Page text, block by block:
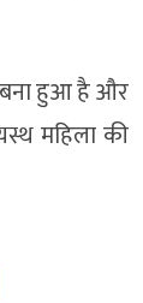
बना हुआ है और
महिला की